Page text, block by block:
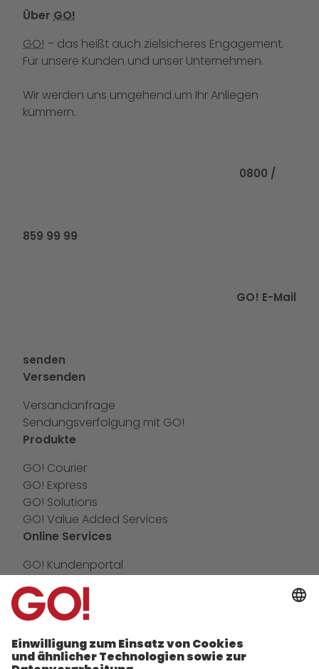
Über GO!
GO! – das heißt auch zielsicheres Engagement.
Für unsere Kunden und unser Unternehmen.
Wir werden uns umgehend um Ihr Anliegen
kümmern.
0800 /
859 99 99
GO! E-Mail
senden
Versenden
Versandanfrage
Sendungsverfolgung mit GO!
Produkte
GO! Courier
GO! Express
GO! Solutions
GO! Value Added Services
Online Services
GO! Kundenportal
App
Newswall
Unternehmen